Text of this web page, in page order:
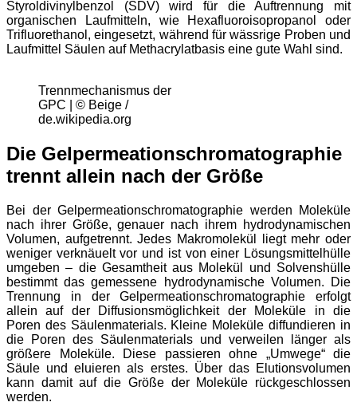
Styroldivinylbenzol (SDV) wird für die Auftrennung mit
organischen Laufmitteln, wie Hexafluoroisopropanol oder
Trifluorethanol, eingesetzt, während für wässrige Proben und
Laufmittel Säulen auf Methacrylatbasis eine gute Wahl sind.
Trennmechanismus der
GPC | © Beige /
de.wikipedia.org
Die Gelpermeationschromatographie
trennt allein nach der Größe
Bei der Gelpermeationschromatographie werden Moleküle
nach ihrer Größe, genauer nach ihrem hydrodynamischen
Volumen, aufgetrennt. Jedes Makromolekül liegt mehr oder
weniger verknäuelt vor und ist von einer Lösungsmittelhülle
umgeben – die Gesamtheit aus Molekül und Solvenshülle
bestimmt das gemessene hydrodynamische Volumen. Die
Trennung in der Gelpermeationschromatographie erfolgt
allein auf der Diffusionsmöglichkeit der Moleküle in die
Poren des Säulenmaterials. Kleine Moleküle diffundieren in
die Poren des Säulenmaterials und verweilen länger als
größere Moleküle. Diese passieren ohne „Umwege“ die
Säule und eluieren als erstes. Über das Elutionsvolumen
kann damit auf die Größe der Moleküle rückgeschlossen
werden.